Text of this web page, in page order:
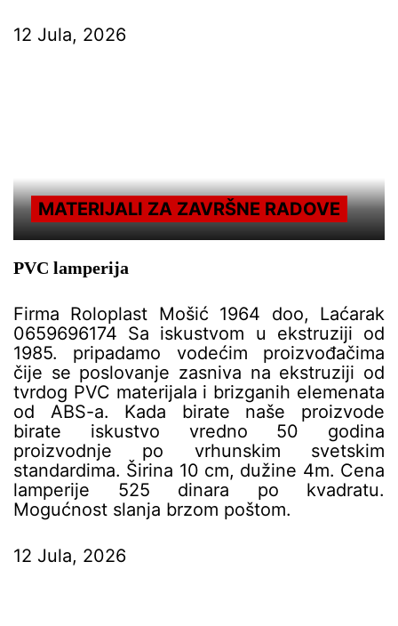
12 Jula, 2026
MATERIJALI ZA ZAVRŠNE RADOVE
PVC lamperija
Firma Roloplast Mošić 1964 doo, Laćarak
0659696174 Sa iskustvom u ekstruziji od
1985. pripadamo vodećim proizvođačima
čije se poslovanje zasniva na ekstruziji od
tvrdog PVC materijala i brizganih elemenata
od ABS-a. Kada birate naše proizvode
birate iskustvo vredno 50 godina
proizvodnje po vrhunskim svetskim
standardima. Širina 10 cm, dužine 4m. Cena
lamperije 525 dinara po kvadratu.
Mogućnost slanja brzom poštom.
12 Jula, 2026